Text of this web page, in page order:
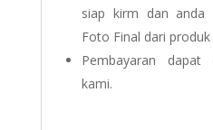
siap kirm dan anda
Foto Final dari
Pembayaran
kami.